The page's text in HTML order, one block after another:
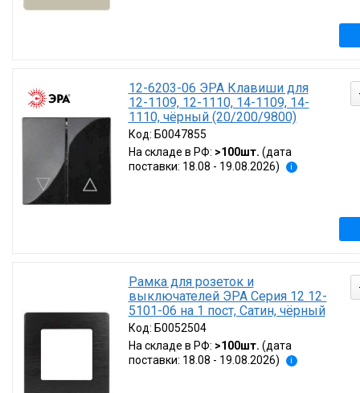
12-6203-06 ЭРА Клавиши для
12-1109, 12-1110, 14-1109, 14-
1110, чёрный (20/200/9800)
Код: Б0047855
На складе в РФ: >100шт. (дата
поставки: 18.08 - 19.08.2026)
i
Рамка для розеток и
выключателей ЭРА Серия 12 12-
5101-06 на 1 пост, Сатин, чёрный
Код: Б0052504
На складе в РФ: >100шт. (дата
поставки: 18.08 - 19.08.2026)
i